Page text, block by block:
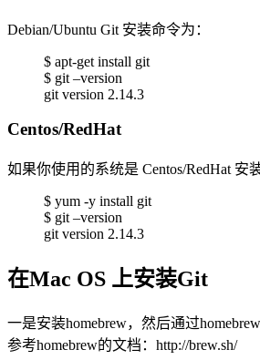
Debian/Ubuntu Git 安装命令为：
$ apt-get install git
$ git –version
git version 2.14.3
Centos/RedHat
如果你使用的系统是 Centos/RedHat 安
$ yum -y install git
$ git –version
git version 2.14.3
在Mac OS 上安装Git
一是安装homebrew，然后通过
参考homebrew的文档：http://brew.sh/